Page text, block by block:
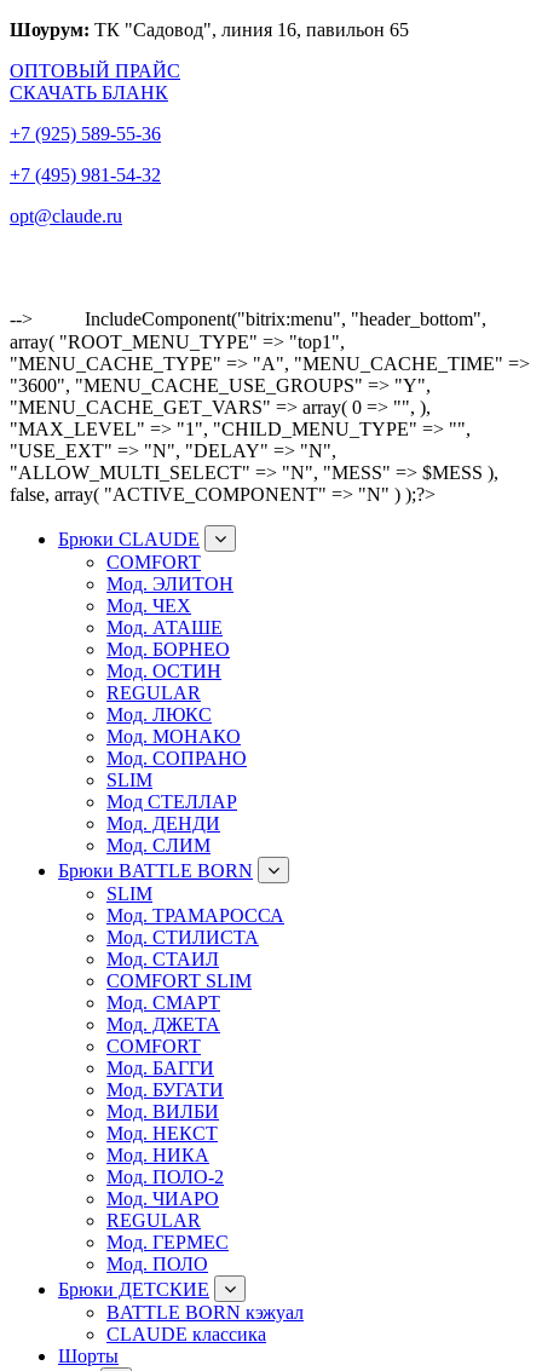
Шоурум: ТК "Садовод", линия 16, павильон 65
ОПТОВЫЙ ПРАЙС
СКАЧАТЬ БЛАНК
+7 (925) 589-55-36
+7 (495) 981-54-32
opt@claude.ru
-->
IncludeComponent("bitrix:menu", "header_bottom",
array( "ROOT_MENU_TYPE" => "top1",
"MENU_CACHE_TYPE" => "A", "MENU_CACHE_TIME" =>
"3600", "MENU_CACHE_USE_GROUPS" => "Y",
"MENU_CACHE_GET_VARS" => array( 0 => "", ),
"MAX_LEVEL" => "1", "CHILD_MENU_TYPE" => "",
"USE_EXT" => "N", "DELAY" => "N",
"ALLOW_MULTI_SELECT" => "N", "MESS" => $MESS ),
false, array( "ACTIVE_COMPONENT" => "N" ) );?>
Брюки CLAUDE
COMFORT
Мод. ЭЛИТОН
Мод. ЧЕХ
Мод. АТАШЕ
Мод. БОРНЕО
Мод. ОСТИН
REGULAR
Мод. ЛЮКС
Мод. МОНАКО
Мод. СОПРАНО
SLIM
Мод СТЕЛЛАР
Мод. ДЕНДИ
Мод. СЛИМ
Брюки BATTLE BORN
SLIM
Мод. ТРАМАРОССА
Мод. СТИЛИСТА
Мод. СТАИЛ
COMFORT SLIM
Мод. СМАРТ
Мод. ДЖЕТА
COMFORT
Мод. БАГГИ
Мод. БУГАТИ
Мод. ВИЛБИ
Мод. НЕКСТ
Мод. НИКА
Мод. ПОЛО-2
Мод. ЧИАРО
REGULAR
Мод. ГЕРМЕС
Мод. ПОЛО
Брюки ДЕТСКИЕ
BATTLE BORN кэжуал
CLAUDE классика
Шорты